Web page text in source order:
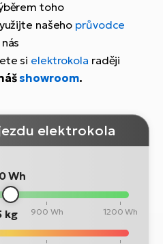
toho
našeho průvodce
si elektrokola raději
showroom.
elektrokola
Wh
900 Wh 1200 Wh
kg